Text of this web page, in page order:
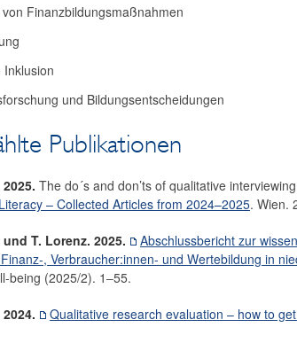
Finanzbildungsmaßnahmen
Inklusion
und Bildungsentscheidungen
Publikationen
The do´s and don’ts of qualitative
– Collected Articles from 2024–2025. Wien.
T. Lorenz. 2025.
Abschlussbericht zur
, Verbraucher:innen- und Wertebildung in
being (2025/2). 1‒55.
Qualitative research evaluation – how to